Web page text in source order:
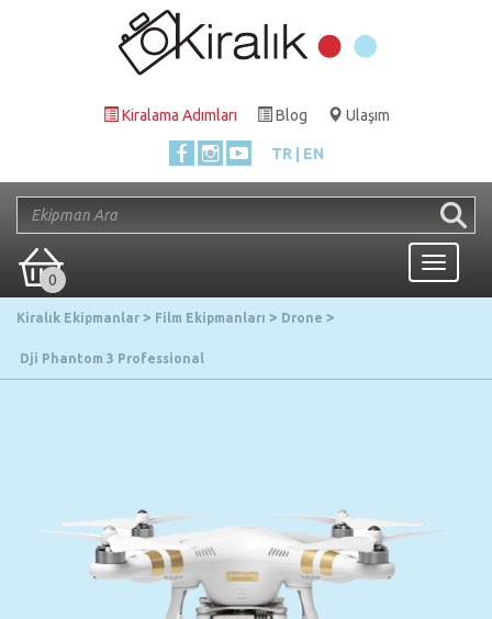
Kiralama Adımları Blog Ulaşım
TR EN
0
Toggle
Kiralık Ekipmanlar Film Ekipmanları Drone
Dji Phantom 3 Professional